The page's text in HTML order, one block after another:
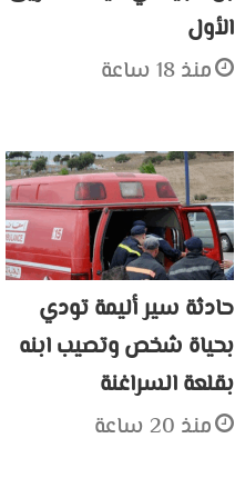
الأول
منذ 18 ساعة
حادثة سير أليمة تودي
بحياة شخص وتصيب ابنه
بقلعة السراغنة
منذ 20 ساعة